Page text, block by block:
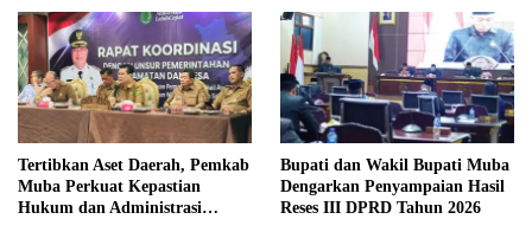
Tertibkan Aset Daerah, Pemkab
Muba Perkuat Kepastian
Hukum dan Administrasi
Bupati dan Wakil Bupati Muba
Dengarkan Penyampaian Hasil
Reses III DPRD Tahun 2026